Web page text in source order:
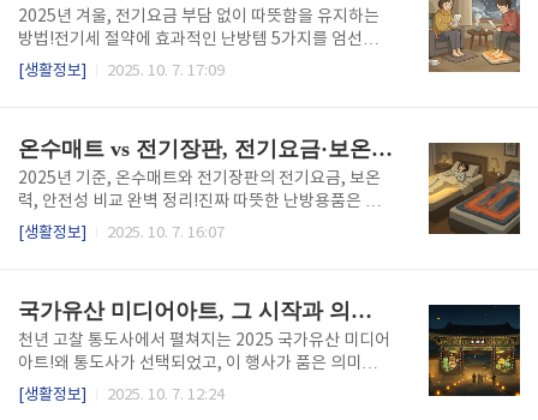
2025년 겨울, 전기요금 부담 없이 따뜻함을 유지하는
방법!전기세 절약에 효과적인 난방템 5가지를 엄선해
소개합니다.제품 비교, 사용 팁, 최신 절약 전략까지 모
두 담았습니다. 📚목차 난방템과 전기세의 연결고리전
최신 정책 · 자료 인사이트정리하며 1. 난방템과 전기세
의 연결고리겨울철 난방비는많은 가정의 전기요금 중
상당 부분을 차지합니다. 한국은 누진요금 체계를 적용
하고 있어,전력 사용량이 소폭만 증가해도전기 단가가
급격히 높아지는 구조입니다. 이 때문에 난방 기기를 사
수천 원에서 수만 원까..
[생활정보] 2025. 10. 7. 17:09
온수매트 vs 전기장판, 전기요금·보온력·안전성 제품추천 비교 총정리
2025년 기준, 온수매트와 전기장판의 전기요금, 보온
력, 안전성 비교 완벽 정리!진짜 따뜻한 난방용품은 무
엇일까요?소비 전력부터 화재 위험까지, 현명한 선택을
위한 핵심 정보만 모았습니다. 목차난방 방식의 선택,
렌드 & 제품 선택 팁글을 마치며 1. 난방 방식의 선택,
왜 중요할까?겨울철 실내 난방기기 선택은 단순한 편의
문제를 넘어전기요금, 건강, 안전성과도 직결되는 중요
한 요소입니다. 전기장판과 온수매트는 비슷해 보이지
만사용 방식과 구조, 발열 원리가 다르기 때문에체감 온
[생활정보] 2025. 10. 7. 16:07
국가유산 미디어아트, 그 시작과 의미를 보다 왜 통도사였을까?
천년 고찰 통도사에서 펼쳐지는 2025 국가유산 미디어
아트!왜 통도사가 선택되었고, 이 행사가 품은 의미는
무엇일까요?기획 배경부터 프로그램 구성까지 깊이 있
게 풀어드립니다. 목차왜 통도사였을까? 기획 배경과
[생활정보] 2025. 10. 7. 12:24